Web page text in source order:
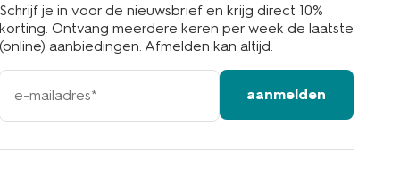
Schrijf je in voor de nieuwsbrief en krijg direct 10%
korting. Ontvang meerdere keren per week de laatste
(online) aanbiedingen. Afmelden kan altijd.
e-
mailadres
aanmelden